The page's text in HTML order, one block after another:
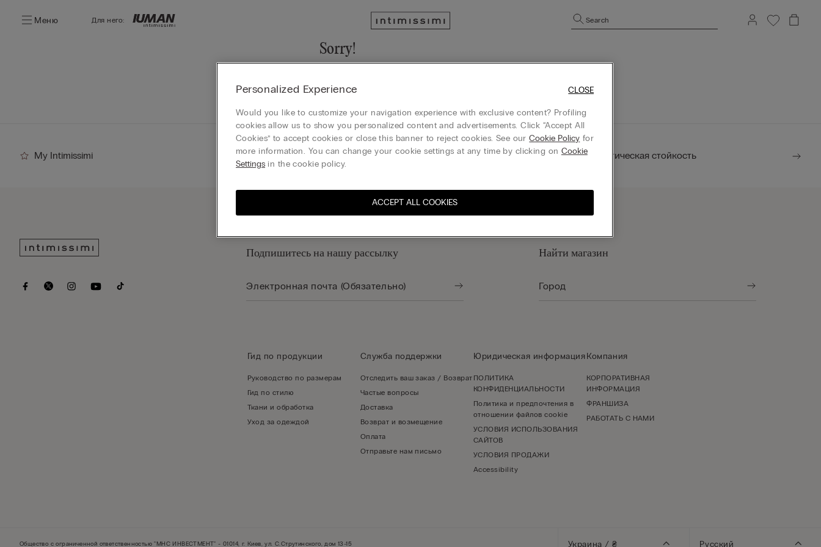
Меню Для него: Search
Sorry!
My Intimissimi КОМПАНИЯ Экологическая стойкость
Подпишитесь на нашу рассылку Найти магазин
Гид по продукции
Руководство по размерам
Гид по стилю
Ткани и обработка
Уход за одеждой
Служба поддержки
Отследить ваш заказ / Возврат
Частые вопросы
Доставка
Возврат и возмещение
Оплата
Отправьте нам письмо
Юридическая информация
ПОЛИТИКА
КОНФИДЕНЦИАЛЬНОСТИ
Политика и предпочтения в
отношении файлов cookie
УСЛОВИЯ ИСПОЛЬЗОВАНИЯ
САЙТОВ
УСЛОВИЯ ПРОДАЖИ
Accessibility
Компания
КОРПОРАТИВНАЯ
ИНФОРМАЦИЯ
ФРАНШИЗА
РАБОТАТЬ С НАМИ
Общество с ограниченной ответственностью "МНС ИНВЕСТМЕНТ" - 01014, г. Киев, ул. С.Струтинского, дом 13-15 Украина / ₴ Русский
Personalized Experience
Would you like to customize your navigation experience with exclusive content? Profiling
cookies allow us to show you personalized content and advertisements. Click “Accept All
Cookies” to accept cookies or close this banner to reject cookies. See ourCookie Policy for
more information. You can change your cookie settings at any time by clicking on Cookie
Settings in the cookie policy.
ACCEPT ALL COOKIES
CLOSE